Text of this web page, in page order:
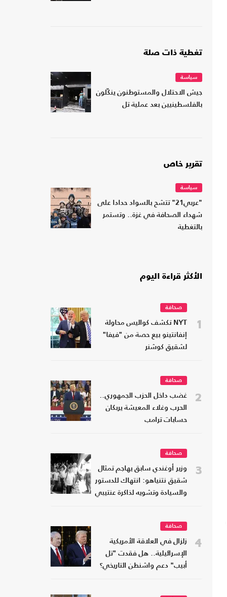
تغطية ذات صلة
سياسة
جيش الاحتلال والمستوطنون ينكّلون
بالفلسطينيين بعد عملية تل
تقرير خاص
سياسة
"عربي21" تتشح بالسواد حدادا على
شهداء الصحافة في غزة.. وتستمر
بالتغطية
الأكثر قراءة اليوم
1
صحافة
NYT تكشف كواليس محاولة
إنفانتينو بيع حصة من "فيفا"
لشقيق كوشنر
2
صحافة
غضب داخل الحزب الجمهوري..
الحرب وغلاء المعيشة يربكان
حسابات ترامب
3
صحافة
وزير أوغندي سابق يهاجم تمثال
شقيق نتنياهو: انتهاك للدستور
والسيادة وتشويه لذاكرة عنتيبي
4
صحافة
زلزال في العلاقة الأمريكية
الإسرائيلية.. هل فقدت "تل
أبيب" دعم واشنطن التاريخي؟